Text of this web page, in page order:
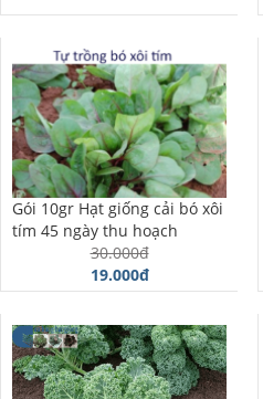
Gói 10gr Hạt giống cải bó xôi
tím 45 ngày thu hoạch
30.000đ
19.000đ